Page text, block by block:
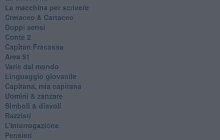
La macchina per scrivere
Cretaceo & Cartaceo
Doppi sensi
​Conte 2
​Capitan Fracassa
​Area 51
Varie dal mondo
​Linguaggio giovanile
​Capitana, mia capitana
Uomini & zanzare
​Simboli & diavoli
Razzisti
​L’interrogazione
Pensieri